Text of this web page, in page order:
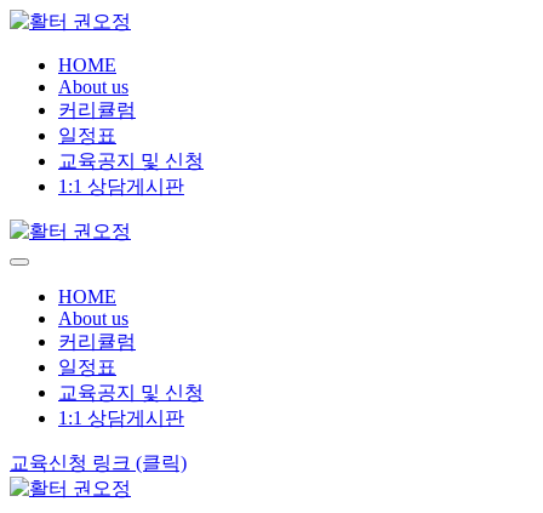
HOME
About us
커리큘럼
일정표
교육공지 및 신청
1:1 상담게시판
HOME
About us
커리큘럼
일정표
교육공지 및 신청
1:1 상담게시판
교육신청 링크 (클릭)